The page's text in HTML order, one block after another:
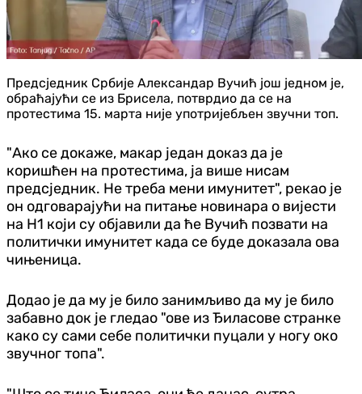
Предсједник Србије Александар Вучић још једном је,
обраћајући се из Брисела, потврдио да се на
протестима 15. марта није употријебљен звучни топ.
"Ако се докаже, макар један доказ да је
коришћен на протестима, ја више нисам
предсједник. Не треба мени имунитет", рекао је
он одговарајући на питање новинара о вијести
на Н1 који су објавили да ће Вучић позвати на
политички имунитет када се буде доказала ова
чињеница.
Додао је да му је било занимљиво да му је било
забавно док је гледао "ове из Ђиласове странке
како су сами себе политички пуцали у ногу око
звучног топа".